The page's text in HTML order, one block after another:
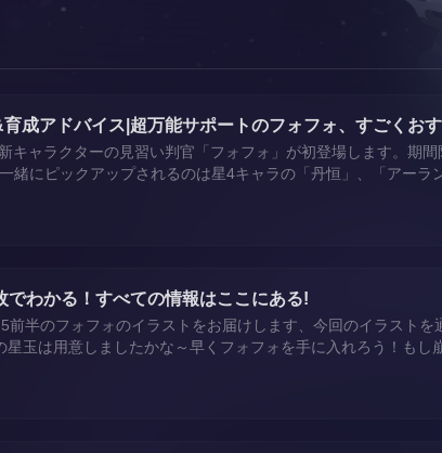
育成アドバイス|超万能サポートのフォフォ、すごくお
キャラクターの見習い判官「フォフォ」が初登場します。期
緒にピックアップされるのは星4キャラの「丹恒」、「アーラ
性の豊穣キャラで、全体回復/継続回復、頻繁なデバフ解除、
EPサイクルを最適化して火力もあげられる優秀なサポートです
でわかる！すべての情報はここにある!
前半のフォフォのイラストをお届けします、今回のイラスト
玉は用意しましたかな～早くフォフォを手に入れろう！もし
これからもVer1.5の詳細な攻略をお届けるので、楽しみにして